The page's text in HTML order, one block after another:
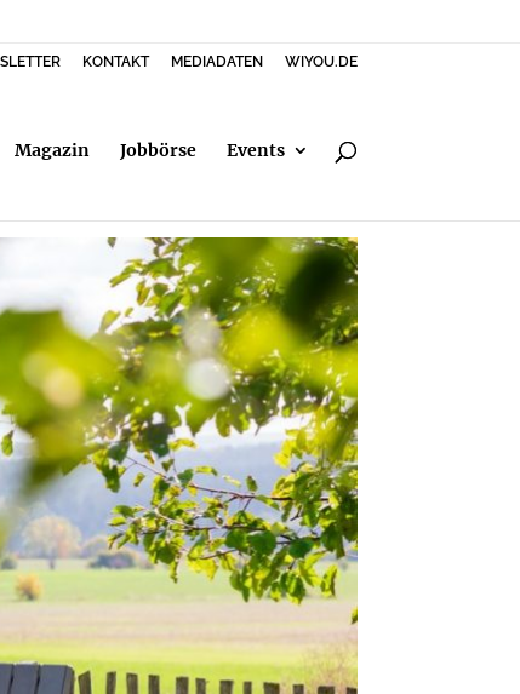
KONTAKT MEDIADATEN WIYOU.DE
Magazin Jobbörse Events